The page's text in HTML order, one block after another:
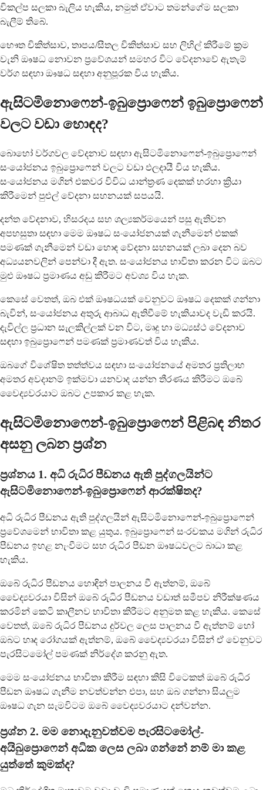
විකල්ප සලකා බැලිය හැකිය, නමුත් ඒවාට තමන්ගේම සලකා
බැලීම් තිබේ.
භෞත චිකිත්සාව, තාපය/සීතල චිකිත්සාව සහ ලිහිල් කිරීමේ ක්‍රම
වැනි ඖෂධ නොවන ප්‍රවේශයන් සමහර විට වේදනාවේ ඇතැම්
වර්ග සඳහා ඖෂධ සඳහා අනුපූරක විය හැකිය.
ඇසිටමිනොෆෙන්-ඉබුප්‍රොෆෙන් ඉබුප්‍රොෆෙන්
වලට වඩා හොඳද?
බොහෝ වර්ගවල වේදනාව සඳහා ඇසිටමිනොෆෙන්-ඉබුප්‍රොෆෙන්
සංයෝජනය ඉබුප්‍රොෆෙන් වලට වඩා ඵලදායී විය හැකිය.
සංයෝජනය මගින් එකවර විවිධ යාන්ත්‍රණ දෙකක් හරහා ක්‍රියා
කිරීමෙන් පුළුල් වේදනා සහනයක් සපයයි.
දන්ත වේදනාව, හිසරදය සහ ශල්‍යකර්මයෙන් පසු ඇතිවන
අපහසුතා සඳහා මෙම ඖෂධ සංයෝජනයක් ගැනීමෙන් එකක්
පමණක් ගැනීමෙන් වඩා හොඳ වේදනා සහනයක් ලබා දෙන බව
අධ්‍යයනවලින් පෙන්වා දී ඇත. සංයෝජනය භාවිතා කරන විට ඔබට
මුළු ඖෂධ ප්‍රමාණය අඩු කිරීමට අවශ්‍ය විය හැක.
කෙසේ වෙතත්, ඔබ එක් ඖෂධයක් වෙනුවට ඖෂධ දෙකක් ගන්නා
බැවින්, සංයෝජනය අතුරු ආබාධ ඇතිවීමේ හැකියාවද වැඩි කරයි.
දැවිල්ල ප්‍රධාන සැලකිල්ලක් වන විට, මෘදු හා මධ්‍යස්ථ වේදනාව
සඳහා ඉබුප්‍රොෆෙන් පමණක් ප්‍රමාණවත් විය හැකිය.
ඔබගේ විශේෂිත තත්ත්වය සඳහා සංයෝජනයේ අමතර ප්‍රතිලාභ
අමතර අවදානම් ඉක්මවා යනවාද යන්න තීරණය කිරීමට ඔබේ
වෛද්‍යවරයාට ඔබට උපකාර කළ හැක.
ඇසිටමිනොෆෙන්-ඉබුප්‍රොෆෙන් පිළිබඳ නිතර
අසනු ලබන ප්‍රශ්න
ප්‍රශ්නය 1. අධි රුධිර පීඩනය ඇති පුද්ගලයින්ට
ඇසිටමිනොෆෙන්-ඉබුප්‍රොෆෙන් ආරක්ෂිතද?
අධි රුධිර පීඩනය ඇති පුද්ගලයින් ඇසිටමිනොෆෙන්-ඉබුප්‍රොෆෙන්
ප්‍රවේශමෙන් භාවිතා කළ යුතුය. ඉබුප්‍රොෆෙන් සංරචකය මගින් රුධිර
පීඩනය ඉහළ නැංවීමට සහ රුධිර පීඩන ඖෂධවලට බාධා කළ
හැකිය.
ඔබේ රුධිර පීඩනය හොඳින් පාලනය වී ඇත්නම්, ඔබේ
වෛද්‍යවරයා විසින් ඔබේ රුධිර පීඩනය වඩාත් සමීපව නිරීක්ෂණය
කරමින් කෙටි කාලීනව භාවිතා කිරීමට අනුමත කළ හැකිය. කෙසේ
වෙතත්, ඔබේ රුධිර පීඩනය දුර්වල ලෙස පාලනය වී ඇත්නම් හෝ
ඔබට හෘද රෝගයක් ඇත්නම්, ඔබේ වෛද්‍යවරයා විසින් ඒ වෙනුවට
පැරසිටමෝල් පමණක් නිර්දේශ කරනු ඇත.
මෙම සංයෝජනය භාවිතා කිරීම සඳහා කිසි විටෙකත් ඔබේ රුධිර
පීඩන ඖෂධ ගැනීම නවත්වන්න එපා, සහ ඔබ ගන්නා සියලුම
ඖෂධ ගැන සැමවිටම ඔබේ වෛද්‍යවරයාට දන්වන්න.
ප්‍රශ්න 2. මම නොදැනුවත්වම පැරසිටමෝල්-
අයිබුප්‍රොෆෙන් අධික ලෙස ලබා ගන්නේ නම් මා කළ
යුත්තේ කුමක්ද?